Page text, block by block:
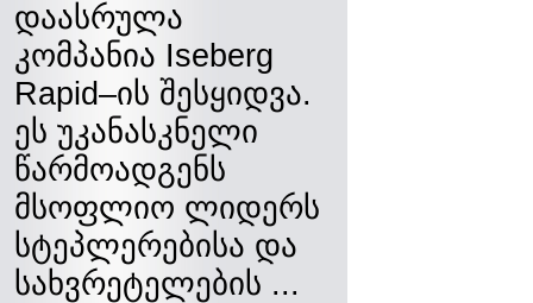
დაასრულა
კომპანია Iseberg
Rapid–ის შესყიდვა.
ეს უკანასკნელი
წარმოადგენს
მსოფლიო ლიდერს
სტეპლერებისა და
სახვრეტელების ...